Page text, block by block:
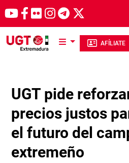
Pasar al contenido principal
AFÍLIATE
UGT pide
precios justos
el futuro del
extremeño